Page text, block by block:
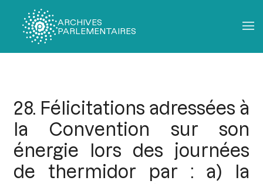
ARCHIVES
PARLEMENTAIRES
28. Félicitations adressées à
la Convention sur son
énergie lors des journées
de thermidor par : a) la